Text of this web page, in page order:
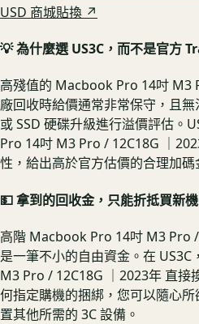
USD 商城貼換 ↗
💡 為什麼選 US3C，而不是官方
高殘值的 Macbook Pro 14吋 M3
廠回收時給價通常非常保守，且
或 SSD 硬碟升級進行溢價評估。
Pro 14吋 M3 Pro / 12C18G ｜
性，給出高於官方估價的合理加碼
💵 拿到的回收金，只能折抵買新
高階 Macbook Pro 14吋 M3 Pro
是一筆不小的自由資金。在
M3 Pro / 12C18G ｜2023年 直接
何指定購機的捆綁，您可以隨心
置其他所需的 3C 設備。